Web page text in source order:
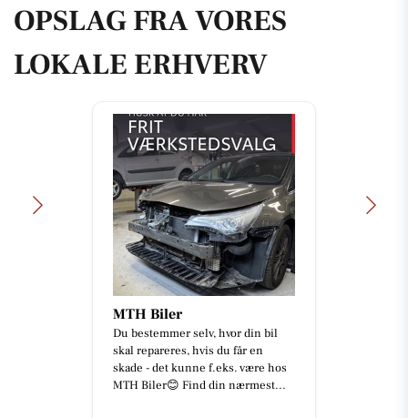
OPSLAG FRA VORES
LOKALE ERHVERV
MTH Biler
Du bestemmer selv, hvor din bil
skal repareres, hvis du får en
skade - det kunne f.eks. være hos
MTH Biler😊 Find din nærmest...